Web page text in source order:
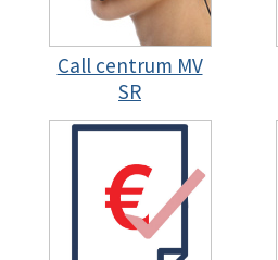
Call centrum MV
SR